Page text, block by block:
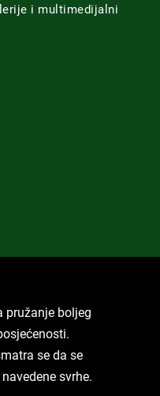
i multimedijalni
pružanje boljeg
se da se
svrhe.